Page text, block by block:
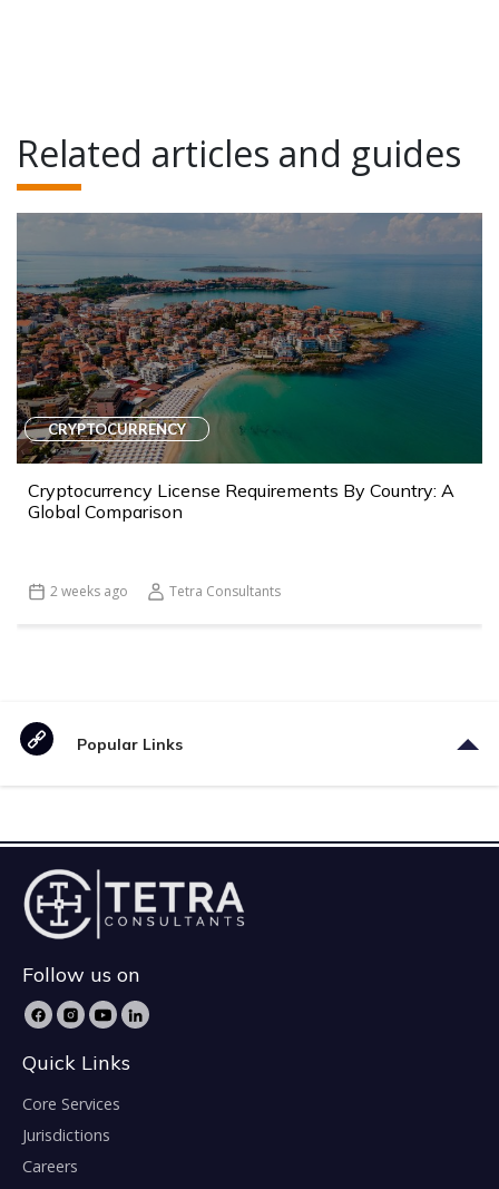
Related articles and guides
CRYPTOCURRENCY
Cryptocurrency License Requirements By Country: A
Global Comparison
2 weeks ago Tetra Consultants
Popular Links
Follow us on
Quick Links
Core Services
Jurisdictions
Careers